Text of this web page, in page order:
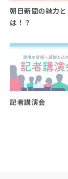
朝日新聞の魅力と
は！？
記者講演会